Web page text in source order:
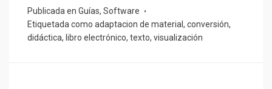
Publicada en Guías, Software
Etiquetada como adaptacion de material, conversión,
didáctica, libro electrónico, texto, visualización